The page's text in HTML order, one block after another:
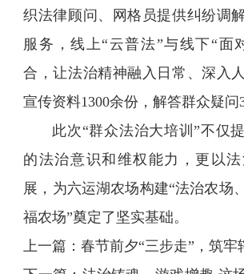
织法律顾问、网格员提供纠纷调
服务，线上“云普法”与线下“面
合，让法治精神融入日常、深入
宣传资料1300余份，解答群众疑问
此次“群众法治大培训”不仅
的法治意识和维权能力，更以
展，为六运湖农场构建“法治农场
福农场”奠定了坚实基础。
上一篇：春节前夕“三步走”，筑牢